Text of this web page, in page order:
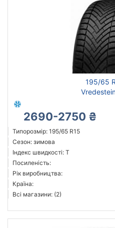
195/65
2690-2750 ₴
Типорозмір: 195/65 R15
Сезон: зимова
Індекс швидкості: T
Посиленість:
Рік виробництва:
Країна:
Всі магазини: (2)